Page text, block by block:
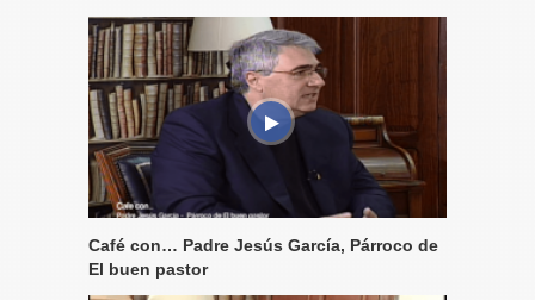
Café con… Padre Jesús García, Párroco de
El buen pastor